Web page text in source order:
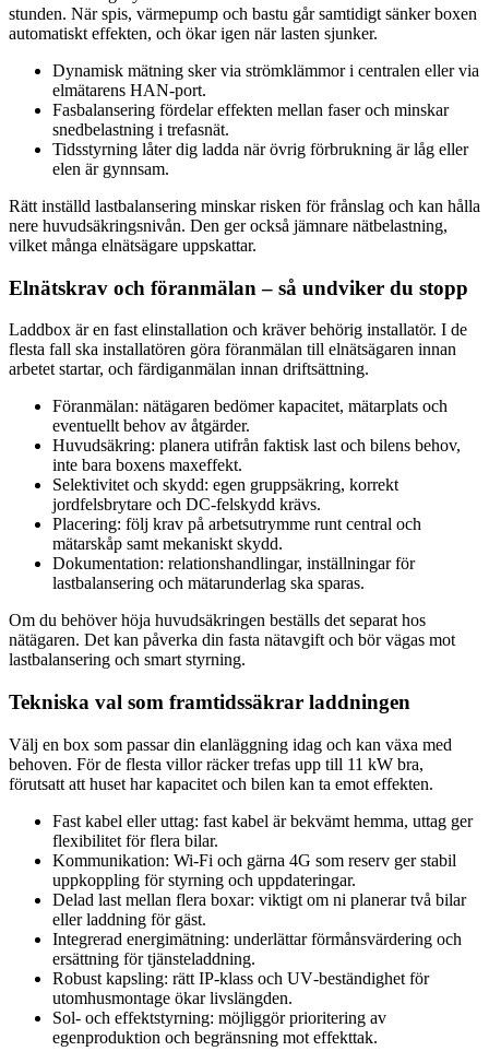
stunden. När spis, värmepump och bastu går samtidigt sänker boxen
auto­matiskt effekten, och ökar igen när lasten sjunker.
Dynamisk mätning sker via strömklämmor i centralen eller via
elmätarens HAN-port.
Fasbalansering fördelar effekten mellan faser och minskar
snedbelastning i trefasnät.
Tidsstyrning låter dig ladda när övrig förbrukning är låg eller
elen är gynnsam.
Rätt inställd lastbalansering minskar risken för frånslag och kan hålla
nere huvudsäkringsnivån. Den ger också jämnare nätbelastning,
vilket många elnätsägare uppskattar.
Elnätskrav och föranmälan – så undviker du stopp
Laddbox är en fast elinstallation och kräver behörig installatör. I de
flesta fall ska installatören göra föranmälan till elnätsägaren innan
arbetet startar, och färdiganmälan innan driftsättning.
Föranmälan: nätägaren bedömer kapacitet, mätarplats och
eventuellt behov av åtgärder.
Huvudsäkring: planera utifrån faktisk last och bilens behov,
inte bara boxens maxeffekt.
Selektivitet och skydd: egen gruppsäkring, korrekt
jordfelsbrytare och DC-felskydd krävs.
Placering: följ krav på arbetsutrymme runt central och
mätarskåp samt mekaniskt skydd.
Dokumentation: relationshandlingar, inställningar för
lastbalansering och mätarunderlag ska sparas.
Om du behöver höja huvudsäkringen beställs det separat hos
nätägaren. Det kan påverka din fasta nätavgift och bör vägas mot
lastbalansering och smart styrning.
Tekniska val som framtidssäkrar laddningen
Välj en box som passar din elanläggning idag och kan växa med
behoven. För de flesta villor räcker trefas upp till 11 kW bra,
förutsatt att huset har kapacitet och bilen kan ta emot effekten.
Fast kabel eller uttag: fast kabel är bekvämt hemma, uttag ger
flexibilitet för flera bilar.
Kommunikation: Wi‑Fi och gärna 4G som reserv ger stabil
uppkoppling för styrning och uppdateringar.
Delad last mellan flera boxar: viktigt om ni planerar två bilar
eller laddning för gäst.
Integrerad energimätning: underlättar förmånsvärdering och
ersättning för tjänsteladdning.
Robust kapsling: rätt IP‑klass och UV‑beständighet för
utomhusmontage ökar livslängden.
Sol- och effektstyrning: möjliggör prioritering av
egenproduktion och begränsning mot effekttak.